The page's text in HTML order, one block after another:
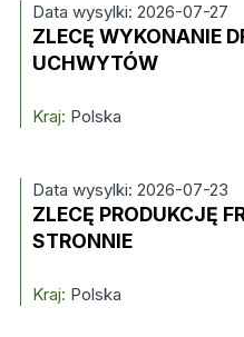
Data wysylki: 2026-07-27
ZLECĘ WYKONANIE
UCHWYTÓW
Kraj: Polska
Data wysylki: 2026-07-23
ZLECĘ PRODUKCJĘ
STRONNIE
Kraj: Polska